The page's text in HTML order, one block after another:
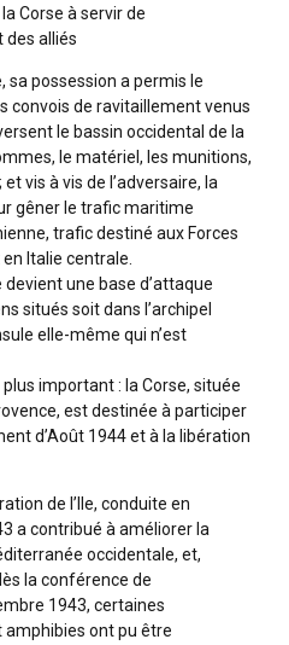
Corse à servir de
des alliés
sa possession a permis le
convois de ravitaillement venus
le bassin occidental de la
le matériel, les munitions,
vis à vis de l’adversaire, la
gêner le trafic maritime
trafic destiné aux Forces
Italie centrale.
devient une base d’attaque
situés soit dans l’archipel
elle-même qui n’est
important : la Corse, située
est destinée à participer
d’Août 1944 et à la libération
de l’Ile, conduite en
a contribué à améliorer la
occidentale, et,
la conférence de
1943, certaines
ont pu être